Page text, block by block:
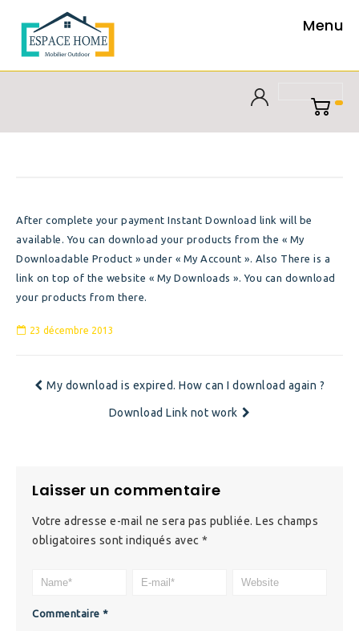
Menu
After complete your payment Instant Download link will be
available. You can download your products from the « My
Downloadable Product » under « My Account ». Also There is a
link on top of the website « My Downloads ». You can download
your products from there.
23 décembre 2013
My download is expired. How can I download again ?
Download Link not work
Laisser un commentaire
Votre adresse e-mail ne sera pas publiée. Les champs
obligatoires sont indiqués avec *
Commentaire *